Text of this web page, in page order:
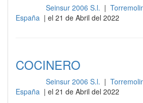
Seinsur 2006 S.l. |
España | el 21 de Abril del 2022
COCINERO
Seinsur 2006 S.l. |
España | el 21 de Abril del 2022